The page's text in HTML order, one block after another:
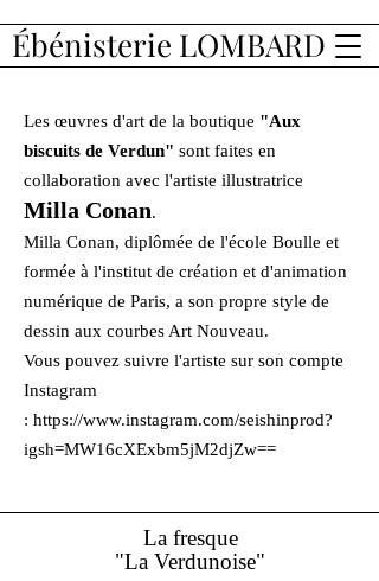
Ébénisterie LOMBARD
Les œuvres d'art de la boutique "Aux
biscuits de Verdun" sont faites en
collaboration avec l'artiste illustratrice
Milla Conan.
Milla Conan, diplômée de l'école Boulle et
formée à l'institut de création et d'animation
numérique de Paris, a son propre style de
dessin aux courbes Art Nouveau.
Vous pouvez suivre l'artiste sur son compte
Instagram
: https://www.instagram.com/seishinprod?
igsh=MW16cXExbm5jM2djZw==
La fresque
"La Verdunoise"